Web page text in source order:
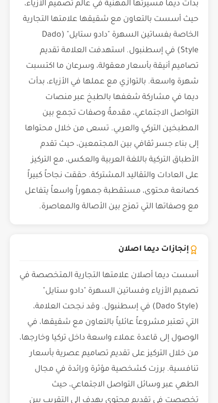
بدأت ديما مسيرتها المهنية في عالم تصميم الأزياء،
حيث أسست بالتعاون مع شقيقها علامتها التجارية
الخاصة بفساتين السهرة "دادو ستايل" (Dado
Style) في إسطنبول. استهدفت العلامة تقديم
تصاميم أنيقة بأسعار معقولة، وسرعان ما اكتسبت
شهرة واسعة. بالتوازي مع عملها في الأزياء، بدأت
ديما في مشاركة شغفها بالطبخ عبر منصات
التواصل الاجتماعي، مقدمةً وصفات تجمع بين
المطبخين التركي والعربي. تسعى من خلال محتواها
إلى بناء جسر ثقافي بين المجتمعين، حيث تقدم
الأطباق التركية باللغة العربية والعكس، مع التركيز
على العادات والتقاليد المشتركة. حققت نجاحاً كبيراً
كصانعة محتوى، مستقطبة جمهوراً واسعاً يتفاعل
مع وصفاتها التي تمزج بين الأصالة والمعاصرة.
إنجازات ديما اصلان
أسست ديما أصلان علامتها التجارية المتخصصة في
تصميم الأزياء وفساتين السهرة "دادو ستايل"
(Dado Style) في إسطنبول. وقد نجحت العلامة،
التي تعتبر مشروعاً عائلياً بالتعاون مع شقيقها، في
الوصول إلى قاعدة عملاء واسعة داخل تركيا وخارجها،
من خلال التركيز على تقديم تصاميم عصرية بأسعار
تنافسية. برزت كشخصية مؤثرة ورائدة في مجال
الطهي عبر وسائل التواصل الاجتماعي، حيث
تخصصت في تقديم محتوى يهدف إلى التقريب بين